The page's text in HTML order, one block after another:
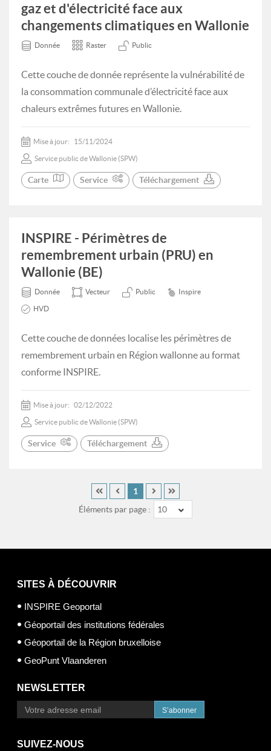
gaz et d'électricité face aux
changements climatiques en Wallonie
Donnée Raster Public
Cette couche de donnée représente la vulnérabilité de
la consommation communale d’électricité face aux
chaleurs extrêmes futures en Wallonie.
Mise à jour: 15/11/2024
Service public de Wallonie (SPW)
Carte Service Téléchargement
INSPIRE - Périmètres de
remembrement urbain (PRU) en
Wallonie (BE)
Donnée Vecteur Public Inspire
HVD
Cette couche de données localise les périmètres de
remembrement urbain en Région wallonne au format
conforme INSPIRE.
Mise à jour: 02/12/2022
Service public de Wallonie (SPW)
Service Téléchargement
Éléments par page : 10
1
SITES À DÉCOUVRIR
INSPIRE Geoportal
Géoportail des institutions fédérales
Géoportail de la Région bruxelloise
GeoPunt Vlaanderen
NEWSLETTER
S’abonner
SUIVEZ-NOUS